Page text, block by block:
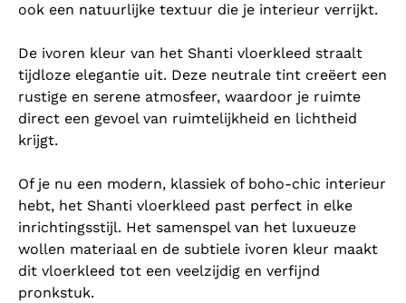
ook een natuurlijke textuur die je interieur verrijkt.
De ivoren kleur van het Shanti vloerkleed straalt
tijdloze elegantie uit. Deze neutrale tint creëert een
rustige en serene atmosfeer, waardoor je ruimte
direct een gevoel van ruimtelijkheid en lichtheid
krijgt.
Of je nu een modern, klassiek of boho-chic interieur
hebt, het Shanti vloerkleed past perfect in elke
inrichtingsstijl. Het samenspel van het luxueuze
wollen materiaal en de subtiele ivoren kleur maakt
dit vloerkleed tot een veelzijdig en verfijnd
pronkstuk.